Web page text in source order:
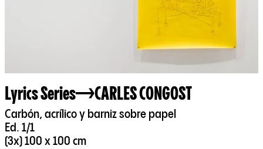
Lyrics Series CARLES CONGOST
Carbón, acrílico y barniz sobre papel
Ed. 1/1
(3x) 100 x 100 cm